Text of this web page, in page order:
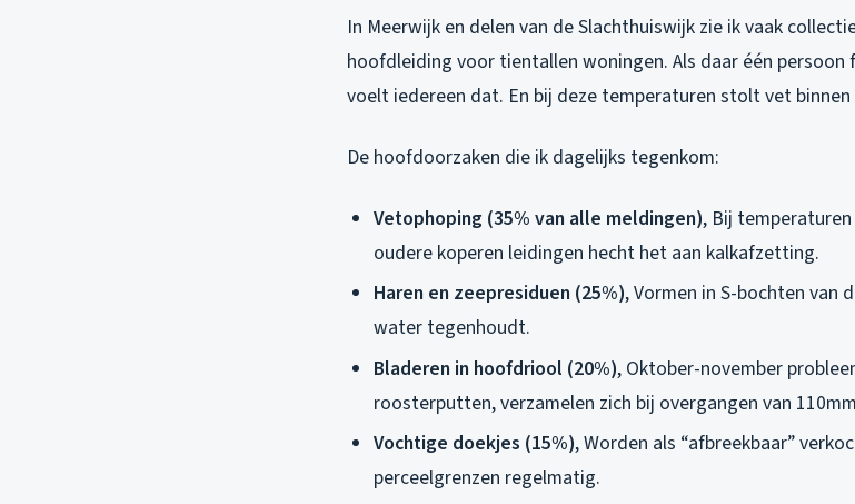
In Meerwijk en delen van de Slachthuiswijk zie ik vaak
hoofdleiding voor tientallen woningen. Als daar één
voelt iedereen dat. En bij deze temperaturen stolt vet
De hoofdoorzaken die ik dagelijks tegenkom:
Vetophoping (35% van alle meldingen), Bij
oudere koperen leidingen hecht het aan kalkafzetting.
Haren en zeepresiduen (25%), Vormen in S-bochten van
water tegenhoudt.
Bladeren in hoofdriool (20%), Oktober-november
roosterputten, verzamelen zich bij overgangen van
Vochtige doekjes (15%), Worden als “afbreekbaar”
perceelgrenzen regelmatig.